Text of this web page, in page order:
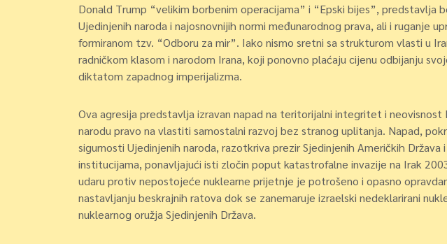
Donald Trump “velikim borbenim operacijama” i “Epski bijes”, predstavlja
Ujedinjenih naroda i najosnovnijih normi međunarodnog prava, ali i ruganje
formiranom tzv. “Odboru za mir”. Iako nismo sretni sa strukturom vlasti u
radničkom klasom i narodom Irana, koji ponovno plaćaju cijenu odbijanju
diktatom zapadnog imperijalizma.
Ova agresija predstavlja izravan napad na teritorijalni integritet i neovisnost
narodu pravo na vlastiti samostalni razvoj bez stranog uplitanja. Napad,
sigurnosti Ujedinjenih naroda, razotkriva prezir Sjedinjenih Američkih
institucijama, ponavljajući isti zločin poput katastrofalne invazije na Irak
udaru protiv nepostojeće nuklearne prijetnje je potrošeno i opasno
nastavljanju beskrajnih ratova dok se zanemaruje izraelski nedeklarirani
nuklearnog oružja Sjedinjenih Država.